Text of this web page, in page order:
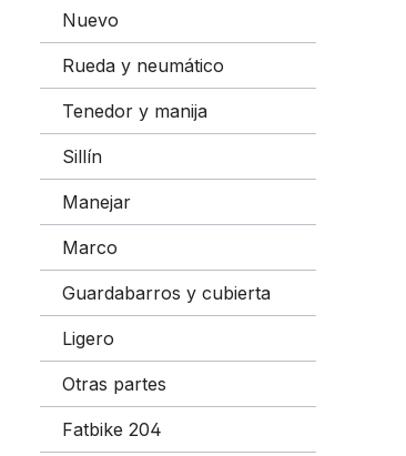
Nuevo
Rueda y neumático
Tenedor y manija
Sillín
Manejar
Marco
Guardabarros y cubierta
Ligero
Otras partes
Fatbike 204